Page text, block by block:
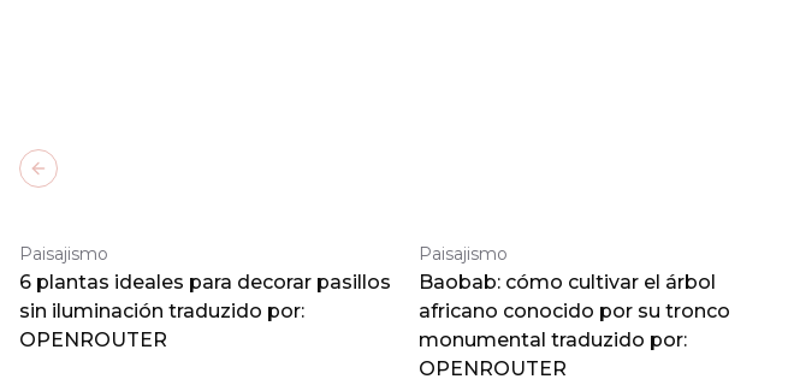
Paisajismo
6 plantas ideales para decorar pasillos
sin iluminación traduzido por:
OPENROUTER
Paisajismo
Baobab: cómo cultivar el árbol
africano conocido por su tronco
monumental traduzido por:
OPENROUTER
Previous slide